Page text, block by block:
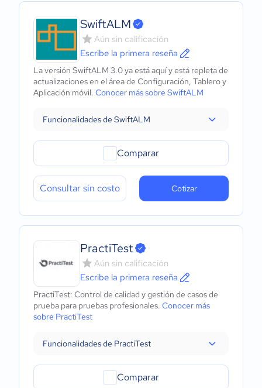
SwiftALM
Aún sin calificación
Escribe la primera reseña
La versión SwiftALM 3.0 ya está aquí y está repleta de
actualizaciones en el área de Configuración, Tablero y
Aplicación móvil. Conocer más sobre SwiftALM
Funcionalidades de SwiftALM
Comparar
Consultar sin costo Cotizar
PractiTest
Aún sin calificación
Escribe la primera reseña
PractiTest: Control de calidad y gestión de casos de
prueba para pruebas profesionales. Conocer más
sobre PractiTest
Funcionalidades de PractiTest
Comparar